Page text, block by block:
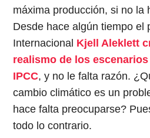
máxima producción, si no la
Desde hace algún tiempo el
Internacional Kjell Aleklett
realismo de los
IPCC, y no le falta razón.
cambio climático es un
hace falta preocuparse?
todo lo contrario.